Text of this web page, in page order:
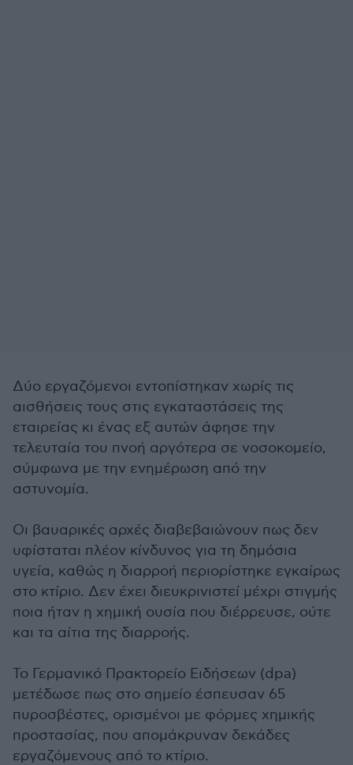
Δύο εργαζόμενοι εντοπίστηκαν χωρίς τις
αισθήσεις τους στις εγκαταστάσεις της
εταιρείας κι ένας εξ αυτών άφησε την
τελευταία του πνοή αργότερα σε νοσοκομείο,
σύμφωνα με την ενημέρωση από την
αστυνομία.
Οι βαυαρικές αρχές διαβεβαιώνουν πως δεν
υφίσταται πλέον κίνδυνος για τη δημόσια
υγεία, καθώς η διαρροή περιορίστηκε εγκαίρως
στο κτίριο. Δεν έχει διευκρινιστεί μέχρι στιγμής
ποια ήταν η χημική ουσία που διέρρευσε, ούτε
και τα αίτια της διαρροής.
Το Γερμανικό Πρακτορείο Ειδήσεων (dpa)
μετέδωσε πως στο σημείο έσπευσαν 65
πυροσβέστες, ορισμένοι με φόρμες χημικής
προστασίας, που απομάκρυναν δεκάδες
εργαζόμενους από το κτίριο.